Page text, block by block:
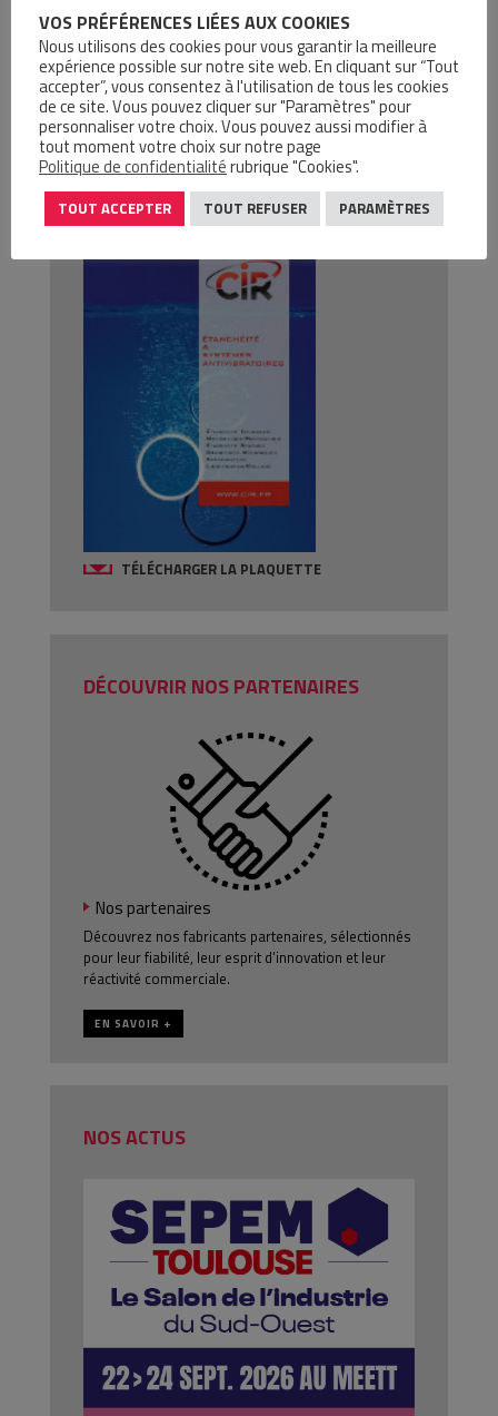
MOTORISATION
PRODUITS DE MAINTENANCE
NOTRE PLAQUETTE
TÉLÉCHARGER LA PLAQUETTE
DÉCOUVRIR NOS PARTENAIRES
Nos partenaires
Découvrez nos fabricants partenaires, sélectionnés
pour leur fiabilité, leur esprit d’innovation et leur
réactivité commerciale.
EN SAVOIR +
NOS ACTUS
VOS PRÉFÉRENCES LIÉES AUX COOKIES
Nous utilisons des cookies pour vous garantir la meilleure
expérience possible sur notre site web. En cliquant sur “Tout
accepter”, vous consentez à l'utilisation de tous les cookies
de ce site. Vous pouvez cliquer sur "Paramètres" pour
personnaliser votre choix. Vous pouvez aussi modifier à
tout moment votre choix sur notre page
Politique de confidentialitérubrique "Cookies".
TOUT ACCEPTER TOUT REFUSER PARAMÈTRES